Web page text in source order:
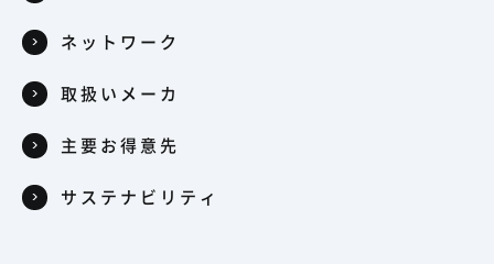
ネットワーク
取扱いメーカ
主要お得意先
サステナビリティ